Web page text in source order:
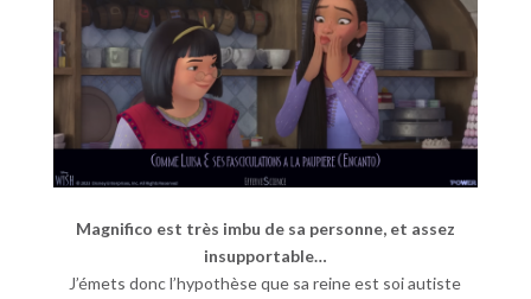
Magnifico est très imbu de sa personne, et assez
insupportable…
J’émets donc l’hypothèse que sa reine est soi autiste